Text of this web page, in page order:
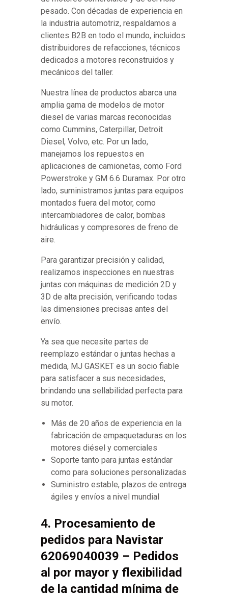
pesado. Con décadas de experiencia en
la industria automotriz, respaldamos a
clientes B2B en todo el mundo, incluidos
distribuidores de refacciones, técnicos
dedicados a motores reconstruidos y
mecánicos del taller.
Nuestra línea de productos abarca una
amplia gama de modelos de motor
diesel de varias marcas reconocidas
como Cummins, Caterpillar, Detroit
Diesel, Volvo, etc. Por un lado,
manejamos los repuestos en
aplicaciones de camionetas, como Ford
Powerstroke y GM 6.6 Duramax. Por otro
lado, suministramos juntas para equipos
montados fuera del motor, como
intercambiadores de calor, bombas
hidráulicas y compresores de freno de
aire.
Para garantizar precisión y calidad,
realizamos inspecciones en nuestras
juntas con máquinas de medición 2D y
3D de alta precisión, verificando todas
las dimensiones precisas antes del
envío.
Ya sea que necesite partes de
reemplazo estándar o juntas hechas a
medida, MJ GASKET es un socio fiable
para satisfacer a sus necesidades,
brindando una sellabilidad perfecta para
su motor.
Más de 20 años de experiencia en la
fabricación de empaquetaduras en los
motores diésel y comerciales
Soporte tanto para juntas estándar
como para soluciones personalizadas
Suministro estable, plazos de entrega
ágiles y envíos a nivel mundial
4. Procesamiento de
pedidos para Navistar
62069040039 – Pedidos
al por mayor y flexibilidad
de la cantidad mínima de